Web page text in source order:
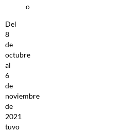
o
Del
8
de
octubre
al
6
de
noviembre
de
2021
tuvo